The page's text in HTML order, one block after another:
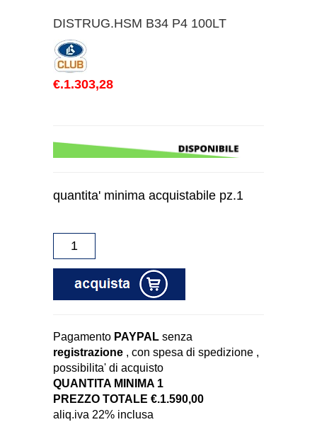
DISTRUG.HSM B34 P4 100LT
€.1.303,28
quantita' minima acquistabile pz.1
Pagamento PAYPAL senza
registrazione , con spesa di spedizione ,
possibilita' di acquisto
QUANTITA MINIMA 1
PREZZO TOTALE €.1.590,00
aliq.iva 22% inclusa